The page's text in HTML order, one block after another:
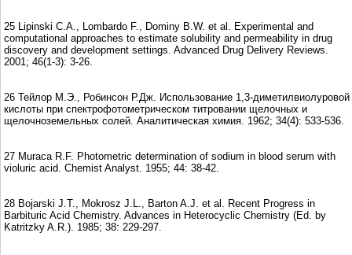
25 Lipinski C.A., Lombardo F., Dominy B.W. et al. Experimental and
computational approaches to estimate solubility and permeability in drug
discovery and development settings. Advanced Drug Delivery Reviews.
2001; 46(1-3): 3-26.
26 Тейлор М.Э., Робинсон Р.Дж. Использование 1,3-диметилвиолуровой
кислоты при спектрофотометрическом титровании щелочных и
щелочноземельных солей. Аналитическая химия. 1962; 34(4): 533-536.
27 Muraca R.F. Photometric determination of sodium in blood serum with
violuric acid. Chemist Analyst. 1955; 44: 38-42.
28 Bojarski J.T., Mokrosz J.L., Barton A.J. et al. Recent Progress in
Barbituric Acid Chemistry. Advances in Heterocyclic Chemistry (Ed. by
Katritzky A.R.). 1985; 38: 229-297.